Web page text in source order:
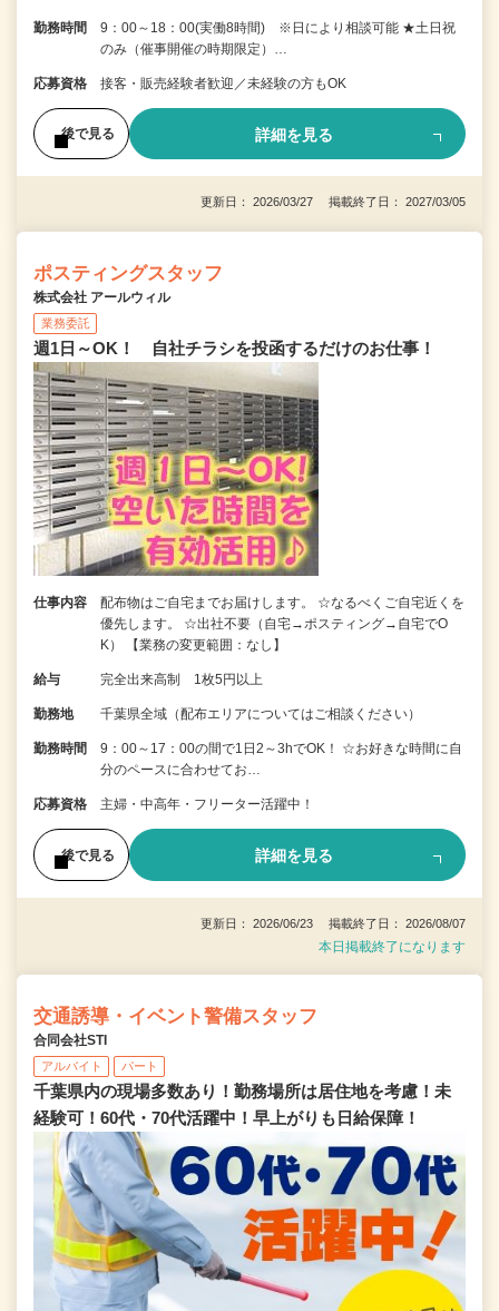
勤務時間
9：00～18：00(実働8時間) ※日により相談可能 ★土日祝
のみ（催事開催の時期限定）…
応募資格 接客・販売経験者歓迎／未経験の方もOK
後で見る 詳細を見る
更新日： 2026/03/27 掲載終了日： 2027/03/05
ポスティングスタッフ
株式会社 アールウィル
業務委託
週1日～OK！ 自社チラシを投函するだけのお仕事！
仕事内容
配布物はご自宅までお届けします。 ☆なるべくご自宅近くを
優先します。 ☆出社不要（自宅→ポスティング→自宅でO
K） 【業務の変更範囲：なし】
給与 完全出来高制 1枚5円以上
勤務地 千葉県全域（配布エリアについてはご相談ください）
勤務時間
9：00～17：00の間で1日2～3hでOK！ ☆お好きな時間に自
分のペースに合わせてお…
応募資格 主婦・中高年・フリーター活躍中！
後で見る 詳細を見る
更新日： 2026/06/23 掲載終了日： 2026/08/07
本日掲載終了になります
交通誘導・イベント警備スタッフ
合同会社STI
アルバイト パート
千葉県内の現場多数あり！勤務場所は居住地を考慮！未
経験可！60代・70代活躍中！早上がりも日給保障！